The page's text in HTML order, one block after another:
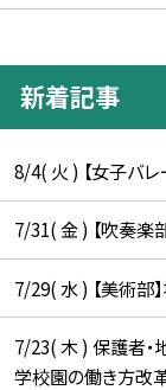
新着記事
8/4( 火 ) 【女子バ
7/31( 金 ) 【吹奏
7/29( 水 ) 【美術部
7/23( 木 ) 保護者・
学校園の働き方改